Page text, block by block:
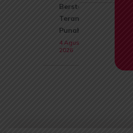
Berstatus
Terancam
Punah
4 Agustus
2026